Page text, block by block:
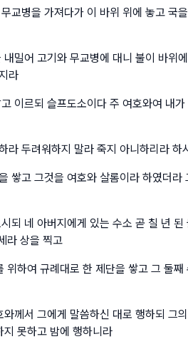
교병을 가져다가 이 바위 위에 놓고 국
밀어 고기와 무교병에 대니 불이 바위
라
이르되 슬프도소이다 주 여호와여 내
라 두려워하지 말라 죽지 아니하리라 하
쌓고 그것을 여호와 살롬이라 하였더라
되 네 아버지에게 있는 수소 곧 칠 년
라 상을 찍고
위하여 규례대로 한 제단을 쌓고 그 둘
께서 그에게 말씀하신 대로 행하되 그
못하고 밤에 행하니라